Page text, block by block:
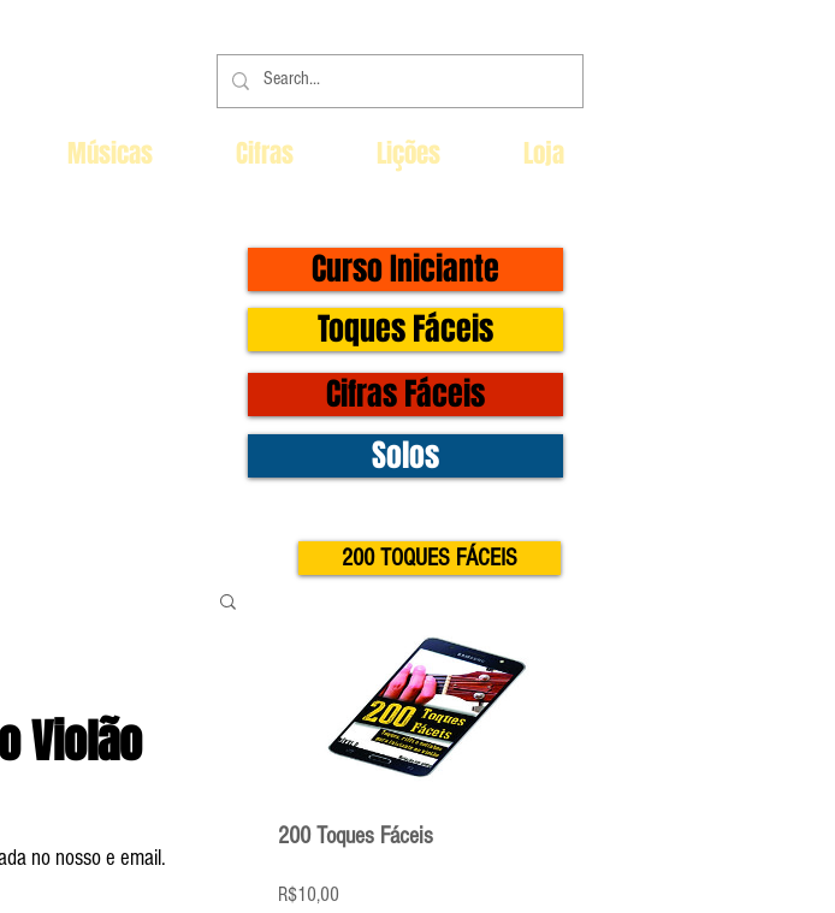
Músicas Cifras Lições Loja
Curso Iniciante
Toques Fáceis
Cifras Fáceis
Solos
200 TOQUES FÁCEIS
Violão
no nosso e email.
200 Toques Fáceis
R$10,00